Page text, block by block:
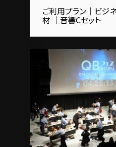
ご利用プラン｜ビジ
材 ｜音響C